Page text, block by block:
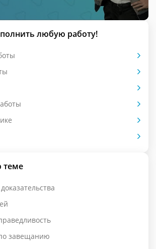
любую работу!
теме
завещанию